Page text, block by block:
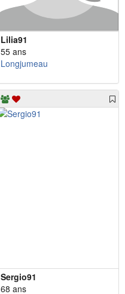
Lilia91
55 ans
Longjumeau
Sergio91
68 ans